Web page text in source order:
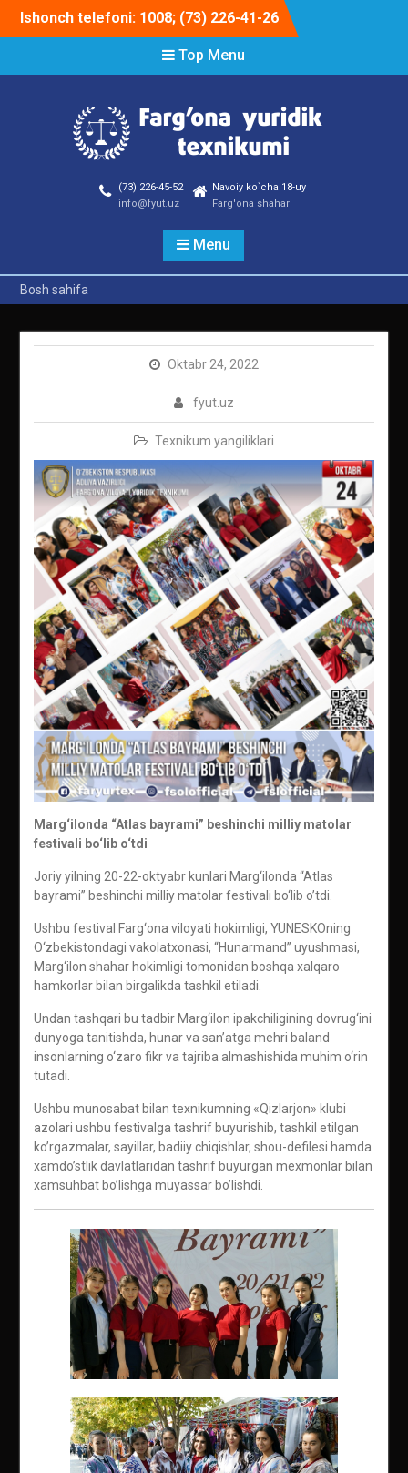
Ishonch telefoni: 1008; (73) 226-41-26
Top Menu
(73) 226-45-52
info@fyut.uz
Navoiy ko`cha 18-uy
Farg'ona shahar
Menu
Bosh sahifa
Oktabr 24, 2022
fyut.uz
Texnikum yangiliklari
Marg‘ilonda “Atlas bayrami” beshinchi milliy matolar
festivali bo‘lib o‘tdi
Joriy yilning 20-22-oktyabr kunlari Marg‘ilonda “Atlas
bayrami” beshinchi milliy matolar festivali bo‘lib o’tdi.
Ushbu festival Farg‘ona viloyati hokimligi, YUNESKOning
O‘zbekistondagi vakolatxonasi, “Hunarmand” uyushmasi,
Marg‘ilon shahar hokimligi tomonidan boshqa xalqaro
hamkorlar bilan birgalikda tashkil etiladi.
Undan tashqari bu tadbir Marg‘ilon ipakchiligining dovrug‘ini
dunyoga tanitishda, hunar va san’atga mehri baland
insonlarning o‘zaro fikr va tajriba almashishida muhim o‘rin
tutadi.
Ushbu munosabat bilan texnikumning «Qizlarjon» klubi
azolari ushbu festivalga tashrif buyurishib, tashkil etilgan
ko’rgazmalar, sayillar, badiiy chiqishlar, shou-defilesi hamda
xamdo’stlik davlatlaridan tashrif buyurgan mexmonlar bilan
xamsuhbat bo’lishga muyassar bo’lishdi.